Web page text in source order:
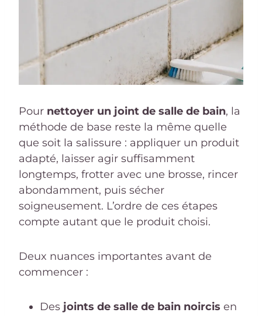
Pour nettoyer un joint de salle de bain, la
méthode de base reste la même quelle
que soit la salissure : appliquer un produit
adapté, laisser agir suffisamment
longtemps, frotter avec une brosse, rincer
abondamment, puis sécher
soigneusement. L’ordre de ces étapes
compte autant que le produit choisi.
Deux nuances importantes avant de
commencer :
Des joints de salle de bain noircis en